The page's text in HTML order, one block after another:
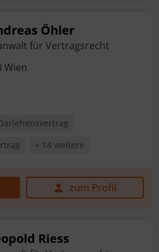
Öhler
für Vertragsrecht
Wien
+ 14 weitere
zum Profil
Riess